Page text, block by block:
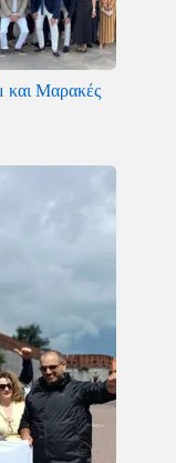
και Μαρακές